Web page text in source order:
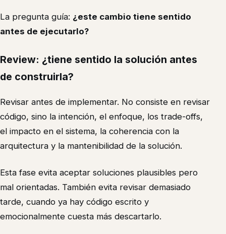
La pregunta guía: ¿este cambio tiene sentido
antes de ejecutarlo?
Review: ¿tiene sentido la solución antes
de construirla?
Revisar antes de implementar. No consiste en revisar
código, sino la intención, el enfoque, los trade-offs,
el impacto en el sistema, la coherencia con la
arquitectura y la mantenibilidad de la solución.
Esta fase evita aceptar soluciones plausibles pero
mal orientadas. También evita revisar demasiado
tarde, cuando ya hay código escrito y
emocionalmente cuesta más descartarlo.